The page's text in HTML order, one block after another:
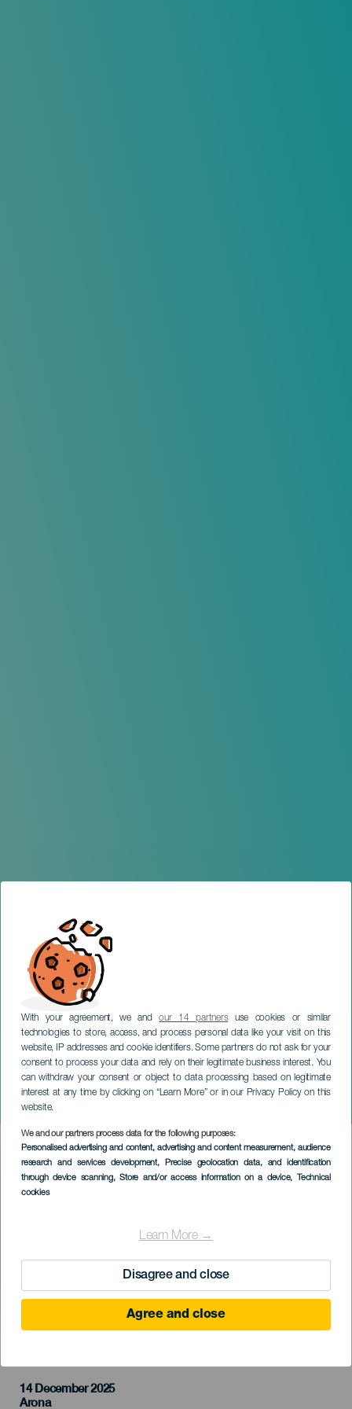
With your agreement, we andour 14 partnersuse cookies or similar
technologies to store, access, and process personal data like your visit on this
website, IP addresses and cookie identifiers. Some partners do not ask for your
consent to process your data and rely on their legitimate business interest. You
can withdraw your consent or object to data processing based on legitimate
interest at any time by clicking on “Learn More” or in our Privacy Policy on this
website.
We and our partners process data for the following purposes:
Personalised advertising and content, advertising and content measurement, audience
research and services development, Precise geolocation data, and identification
through device scanning, Store and/or access information on a device, Technical
cookies
Learn More →
Disagree and close
Agree and close
Volney Morgan & New-Ye
TENERIFE
Imagen
Listado
14 December 2025
Localidad
Arona